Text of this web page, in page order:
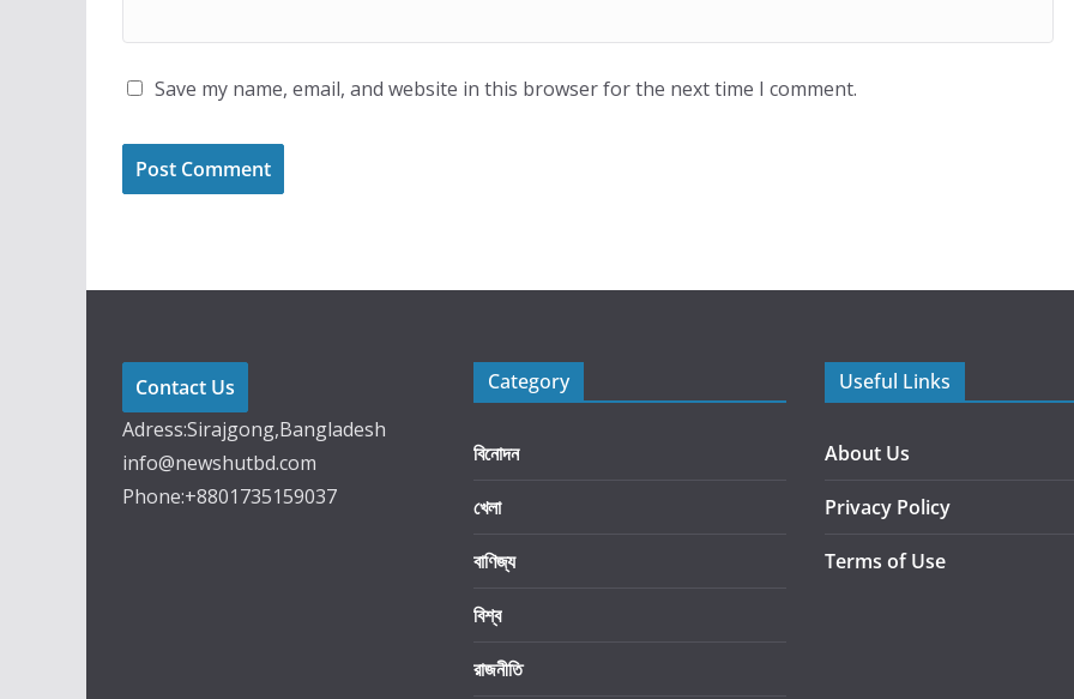
Save my name, email, and website in this browser for the next time I comment.
Contact Us
Adress:Sirajgong,Bangladesh
info@newshutbd.com
Phone:+8801735159037
Category
বিনোদন
খেলা
বাণিজ্য
বিশ্ব
রাজনীতি
Useful Links
About Us
Privacy Policy
Terms of Use